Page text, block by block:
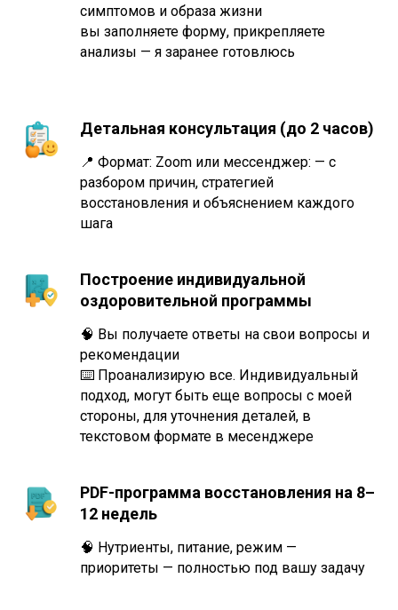
симптомов и образа жизни
вы заполняете форму, прикрепляете
анализы — я заранее готовлюсь
Детальная консультация (до 2 часов)
📍 Формат: Zoom или мессенджер: — с
разбором причин, стратегией
восстановления и объяснением каждого
шага
Построение индивидуальной
оздоровительной программы
🧠 Вы получаете ответы на свои вопросы и
рекомендации
⌨️ Проанализирую все. Индивидуальный
подход, могут быть еще вопросы с моей
стороны, для уточнения деталей, в
текстовом формате в месенджере
PDF-программа восстановления на 8–
12 недель
🧠 Нутриенты, питание, режим —
приоритеты — полностью под вашу задачу